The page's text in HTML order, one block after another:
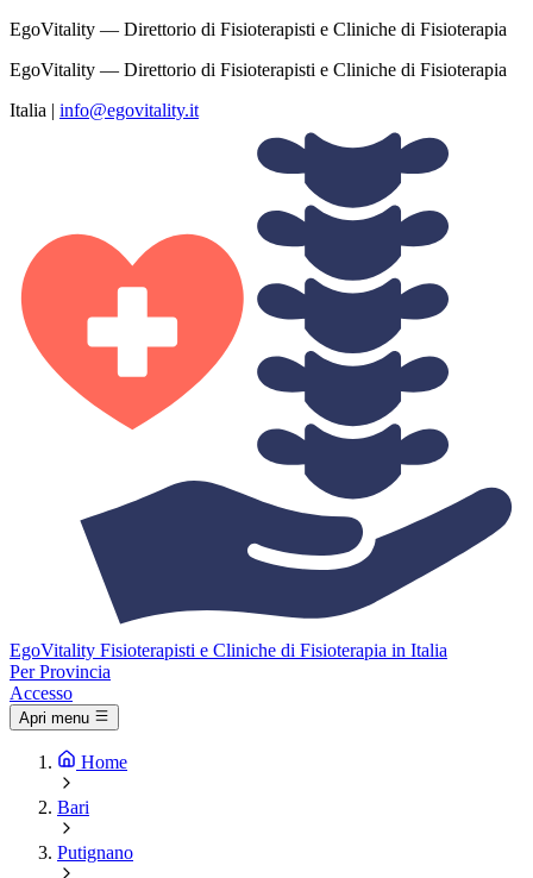
EgoVitality — Direttorio di Fisioterapisti e Cliniche di Fisioterapia
EgoVitality — Direttorio di Fisioterapisti e Cliniche di Fisioterapia
Italia | info@egovitality.it
EgoVitality Fisioterapisti e Cliniche di Fisioterapia in Italia
Per Provincia
Accesso
Apri menu
Home
Bari
Putignano